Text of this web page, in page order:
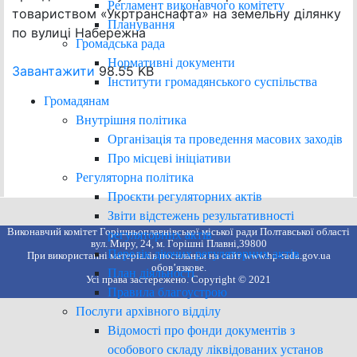
Регламент виконавчого комітету
Планування
Громадська рада
Нормативні документи
Інститути громадянського суспільства
Громадянам
Внутрішня політика
Організація та проведення масових заходів
Про місцеві ініціативи
Регуляторна політика
Проєкти регуляторних актів
Звіти відстежень результативності
регуляторних актів
Перелік діючих регуляторних актів
План діяльності
Правила благоустрою
Послуги архівного відділу
Відомості про фонди документів з
особового складу ліквідованих установ
товариством «Укртранснафта» на земельну ділянку
по вулиці Набережна
Завантажити 98.55 KB
Виконавчий комітет Горішньоплавнівської міської ради Полтавської області
вул. Миру, 24, м. Горішні Плавні,39800
При використанні матеріалів посилання на сайт www.hp-rada.gov.ua
обов’язкове.
Усі права застережено. Copyright © 2021